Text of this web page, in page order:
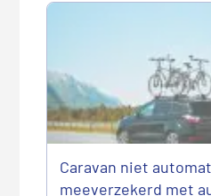
Caravan niet
meeverzekerd met